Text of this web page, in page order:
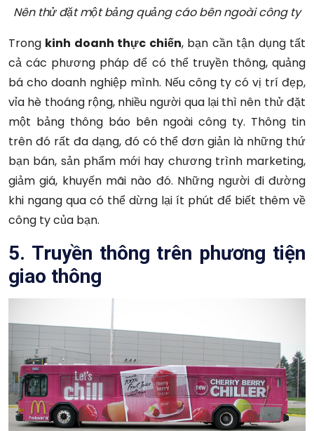
Nên thử đặt một bảng quảng cáo bên ngoài công ty
Trong kinh doanh thực chiến, bạn cần tận dụng tất
cả các phương pháp để có thể truyền thông, quảng
bá cho doanh nghiệp mình. Nếu công ty có vị trí đẹp,
vỉa hè thoáng rộng, nhiều người qua lại thì nên thử đặt
một bảng thông báo bên ngoài công ty. Thông tin
trên đó rất đa dạng, đó có thể đơn giản là những thứ
bạn bán, sản phẩm mới hay chương trình marketing,
giảm giá, khuyến mãi nào đó. Những người đi đường
khi ngang qua có thể dừng lại ít phút để biết thêm về
công ty của bạn.
5. Truyền thông trên phương tiện
giao thông